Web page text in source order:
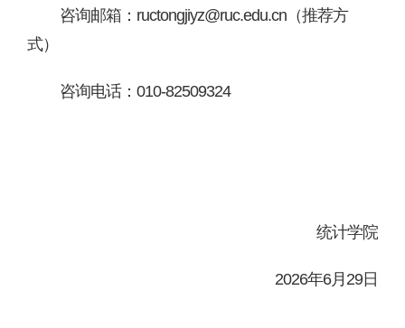
咨询邮箱： ructongjiyz@ruc.edu.cn（推荐方
式）
咨询电话： 010-82509324
统计学院
2026年6月 29日